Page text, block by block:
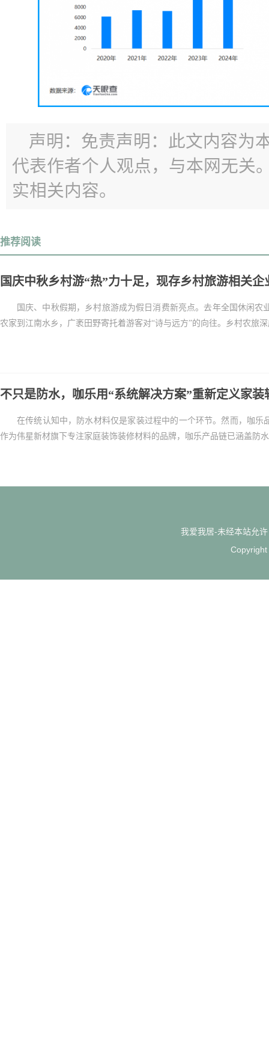
声明：免责声明：此文内容为
代表作者个人观点，与本网无关
实相关内容。
推荐阅读
国庆中秋乡村游“热”力十足，现存乡村旅游相关企
国庆、中秋假期，乡村旅游成为假日消费新亮点。去年全国休闲
农家到江南水乡，广袤田野寄托着游客对“诗与远方”的向往。乡村农旅
不只是防水，咖乐用“系统解决方案”重新定义家装
在传统认知中，防水材料仅是家装过程中的一个环节。然而，咖
作为伟星新材旗下专注家庭装饰装修材料的品牌，咖乐产品链已涵盖防
我爱我居-未经本站允